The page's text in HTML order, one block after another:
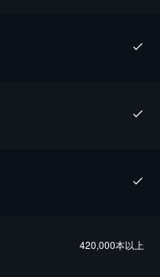
420,000本以上